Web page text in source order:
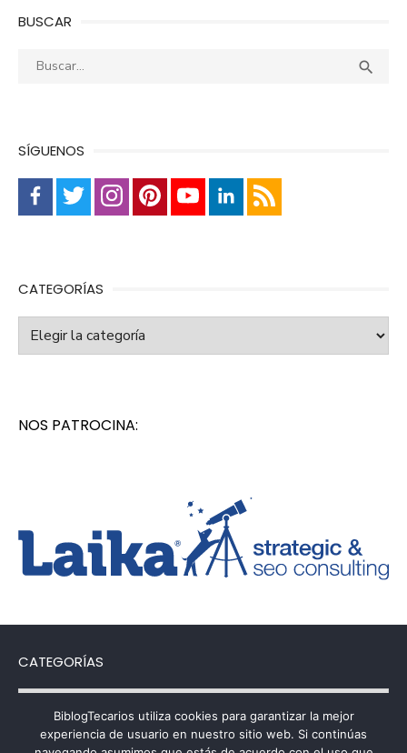
BUSCAR
Buscar: 
SÍGUENOS
CATEGORÍAS
Categorías
NOS PATROCINA:
CATEGORÍAS
Categorías
BiblogTecarios utiliza cookies para garantizar la mejor
experiencia de usuario en nuestro sitio web. Si continúas